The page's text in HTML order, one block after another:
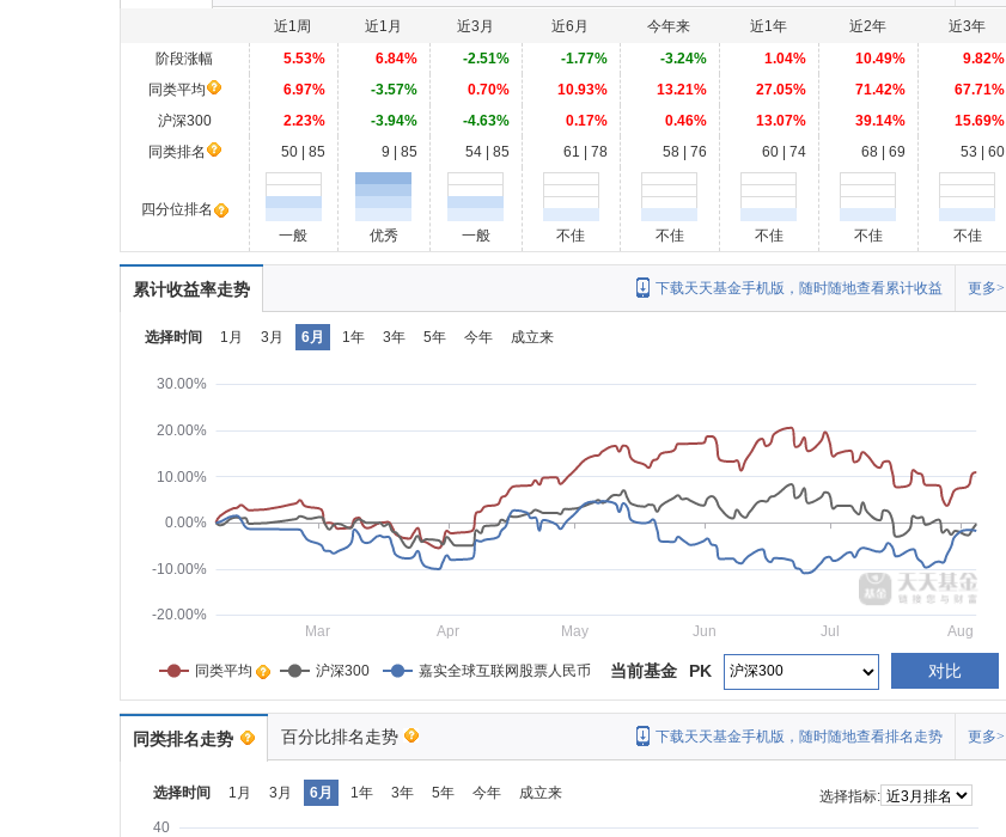
近1周 近1月 近3月 近6月 今年来 近1年 近2年
近3年
阶段涨幅
5.53% 6.84% -2.51% -1.77% -3.24% 1.04% 10.49%
9.82%
同类平均
6.97% -3.57% 0.70% 10.93% 13.21% 27.05% 71.42%
67.71%
沪深300
2.23% -3.94% -4.63% 0.17% 0.46% 13.07% 39.14%
15.69%
同类排名
50 | 85 9 | 85 54 | 85 61 | 78 58 | 76 60 | 74 68 | 69 53 | 60
四分位排名
一般
优秀 一般 不佳 不佳 不佳 不佳 不佳
累计收益率走势 更多>
下载天天基金手机版，随时随地查看累计收益
选择时间 1月 3月 6月 1年 3年 5年 今年 成立来
-20.00%
-10.00%
0.00%
10.00%
20.00%
30.00%
Mar Apr May Jun Jul Aug
同类平均 沪深300 嘉实全球互联网股票人民币 对比
PK
当前基金
同类排名走势 百分比排名走势 更多>
下载天天基金手机版，随时随地查看排名走势
选择时间 1月 3月 6月 1年 3年 5年 今年 成立来
选择指标:
40